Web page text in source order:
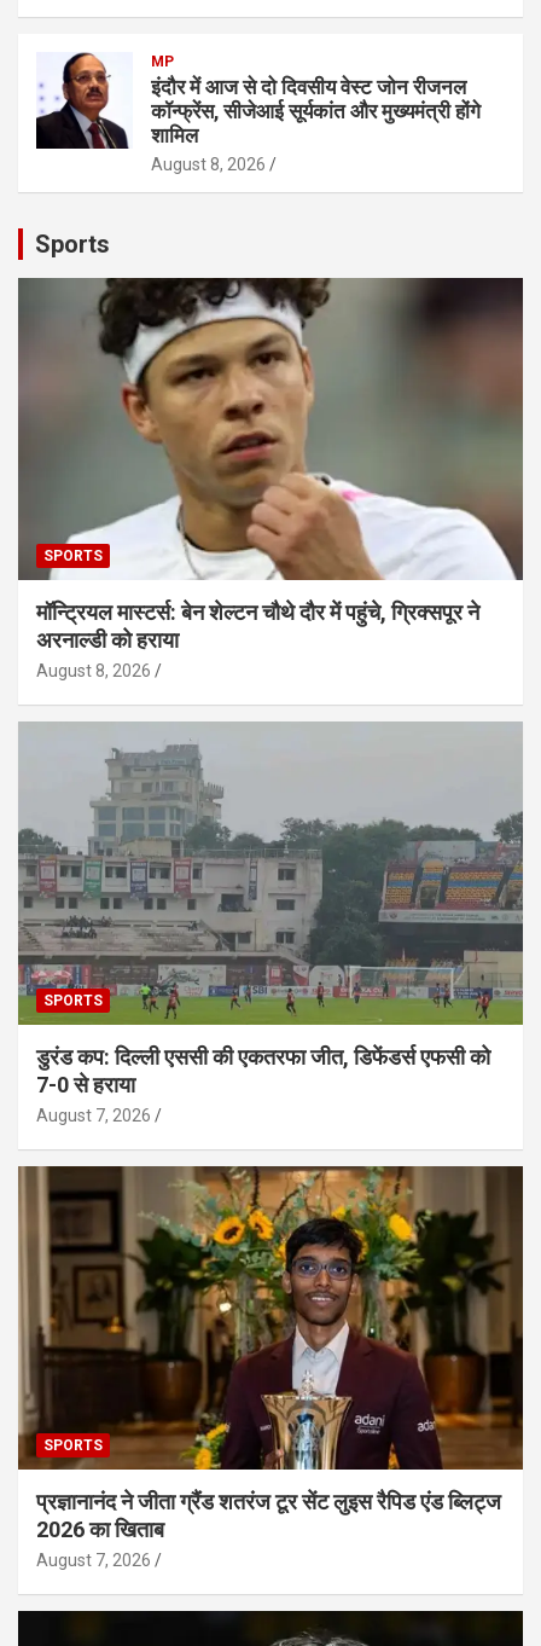
MP
इंदौर में आज से दो दिवसीय वेस्ट जोन रीजनल
कॉन्फ्रेंस, सीजेआई सूर्यकांत और मुख्यमंत्री होंगे
शामिल
August 8, 2026
Sports
SPORTS
मॉन्ट्रियल मास्टर्स: बेन शेल्टन चौथे दौर में पहुंचे, ग्रिक्सपूर ने
अरनाल्डी को हराया
August 8, 2026
SPORTS
डुरंड कप: दिल्ली एससी की एकतरफा जीत, डिफेंडर्स एफसी को
7-0 से हराया
August 7, 2026
SPORTS
प्रज्ञानानंद ने जीता ग्रैंड शतरंज टूर सेंट लुइस रैपिड एंड ब्लिट्ज
2026 का खिताब
August 7, 2026